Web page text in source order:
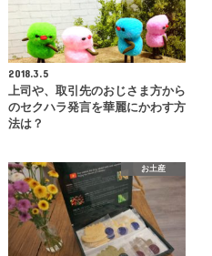
2018.3.5
上司や、取引先のおじさま方から
のセクハラ発言を華麗にかわす方
法は？
お土産